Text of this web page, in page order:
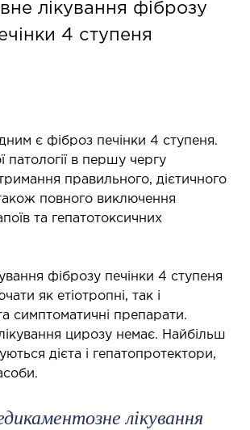
лікування фіброзу
4 ступеня
є фіброз печінки 4 ступеня.
патології в першу чергу
правильного, дієтичного
повного виключення
та гепатотоксичних
фіброзу печінки 4 ступеня
як етіотропні, так і
симптоматичні препарати.
цирозу немає. Найбільш
дієта і гепатопротектори,
лікування